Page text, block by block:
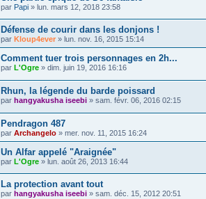
par Papi » lun. mars 12, 2018 23:58
Défense de courir dans les donjons !
par Kloup4ever » lun. nov. 16, 2015 15:14
Comment tuer trois personnages en 2h...
par L'Ogre » dim. juin 19, 2016 16:16
Rhun, la légende du barde poissard
par hangyakusha iseebi » sam. févr. 06, 2016 02:15
Pendragon 487
par Archangelo » mer. nov. 11, 2015 16:24
Un Alfar appelé "Araignée"
par L'Ogre » lun. août 26, 2013 16:44
La protection avant tout
par hangyakusha iseebi » sam. déc. 15, 2012 20:51